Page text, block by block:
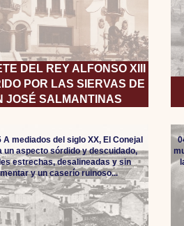
DEL REY ALFONSO XIII
POR LAS SIERVAS DE
JOSÉ SALMANTINAS
A mediados del siglo XX, El Conejal
un aspecto sórdido y descuidado,
estrechas, desalineadas y sin
y un caserío ruinoso...